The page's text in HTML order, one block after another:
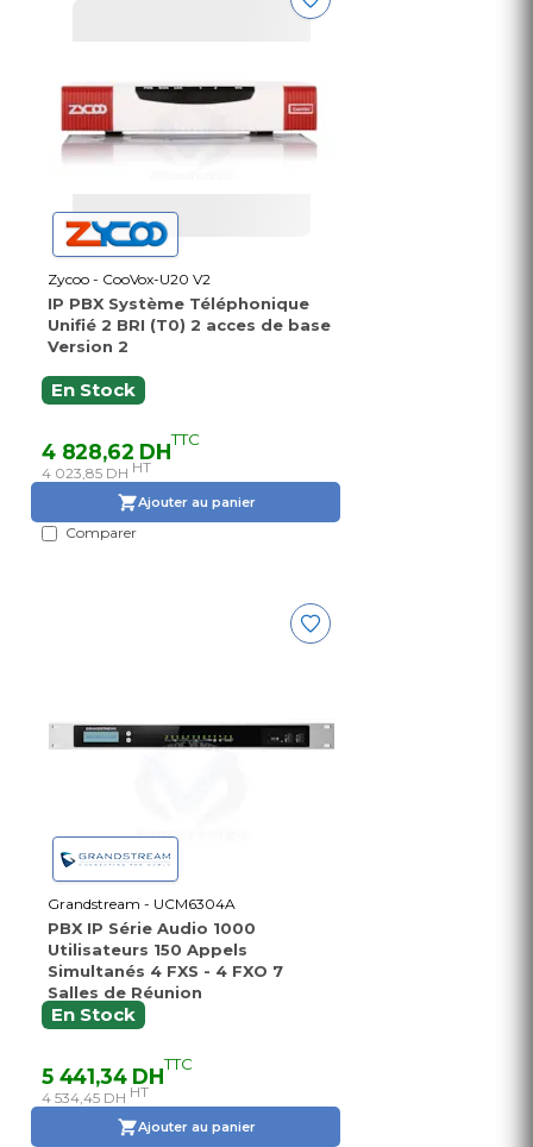
Zycoo - CooVox-U20 V2
IP PBX Système Téléphonique
Unifié 2 BRI (T0) 2 acces de base
Version 2
En Stock
4 828,62 DHTTC
4 023,85 DH HT
Ajouter au panier
Comparer
Grandstream - UCM6304A
PBX IP Série Audio 1000
Utilisateurs 150 Appels
Simultanés 4 FXS - 4 FXO 7
Salles de Réunion
En Stock
5 441,34 DHTTC
4 534,45 DH HT
Ajouter au panier